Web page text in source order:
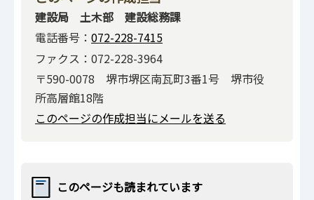
建設局 土木部 建設総務課
電話番号： 072-228-7415
ファクス：072-228-3964
〒590-0078 堺市堺区南瓦町3番1号 堺市役
所高層館18階
このページの作成担当にメールを送る
このページも読まれています